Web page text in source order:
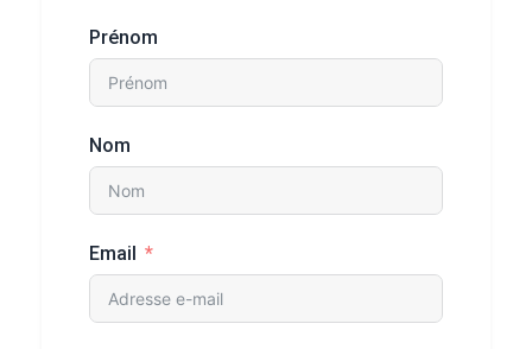
Prénom
Nom
Email